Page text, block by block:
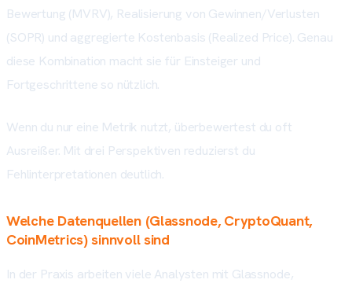
Bewertung (MVRV), Realisierung von Gewinnen/Verlusten
(SOPR) und aggregierte Kostenbasis (Realized Price). Genau
diese Kombination macht sie für Einsteiger und
Fortgeschrittene so nützlich.
Wenn du nur eine Metrik nutzt, überbewertest du oft
Ausreißer. Mit drei Perspektiven reduzierst du
Fehlinterpretationen deutlich.
Welche Datenquellen (Glassnode, CryptoQuant,
CoinMetrics) sinnvoll sind
In der Praxis arbeiten viele Analysten mit Glassnode,